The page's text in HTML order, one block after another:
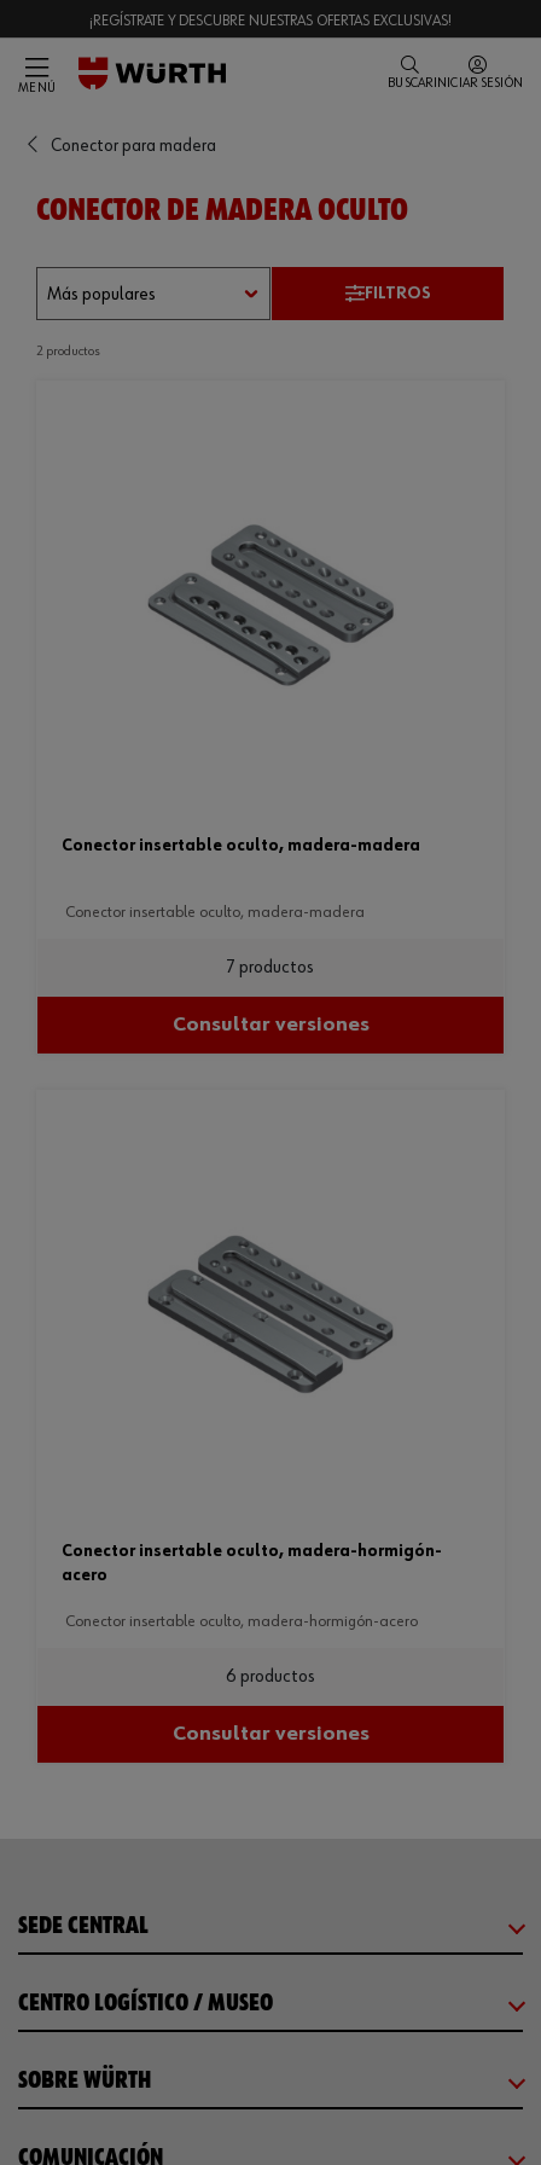
¡REGÍSTRATE Y DESCUBRE NUESTRAS OFERTAS EXCLUSIVAS!
MENÚ BUSCAR INICIAR SESIÓN
Conector para madera
CONECTOR DE MADERA OCULTO
FILTROS
2 productos
conector insertable oculto, madera-madera
conector insertable oculto, madera-madera
7 productos
Consultar versiones
conector insertable oculto, madera-hormigón-
acero
conector insertable oculto, madera-hormigón-acero
6 productos
Consultar versiones
SEDE CENTRAL
CENTRO LOGÍSTICO / MUSEO
SOBRE WÜRTH
COMUNICACIÓN